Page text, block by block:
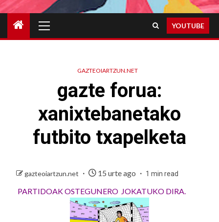
Menu
YOUTUBE
GAZTEOIARTZUN.NET
gazte forua:
xanixtebanetako
futbito txapelketa
gazteoiartzun.net 15 urte ago 1 min read
PARTIDOAK OSTEGUNERO JOKATUKO DIRA.